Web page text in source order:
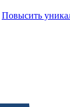
Повысить